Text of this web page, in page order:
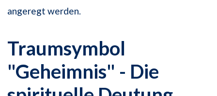
angeregt werden.
Traumsymbol
"Geheimnis" - Die